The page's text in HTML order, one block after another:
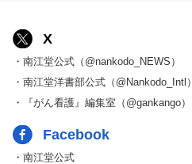
X
・南江堂公式（@nankodo_NEWS）
・南江堂洋書部公式（@Nankodo_Intl）
・『がん看護』編集室（@gankango）
Facebook
・南江堂公式